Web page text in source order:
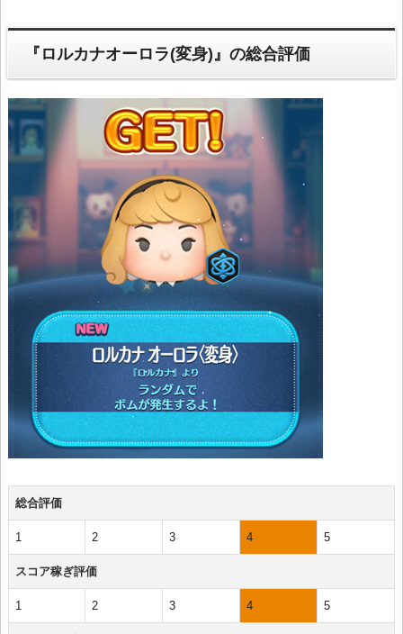
『ロルカナオーロラ(変身)』の総合評価
総合評価
1 2 3 4 5
スコア稼ぎ評価
1 2 3 4 5